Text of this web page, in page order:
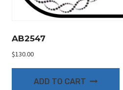
AB2547
$130.00
ADD TO CART